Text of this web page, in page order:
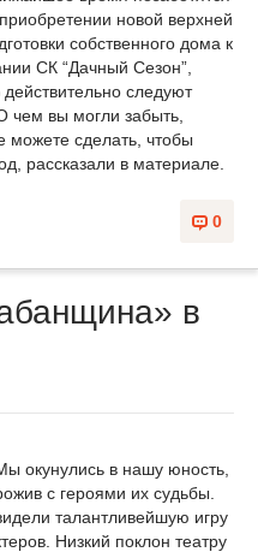
новой верхней
собственного дома к
СК “Дачный Сезон”,
следуют
чем вы могли забыть,
можете сделать, чтобы
рассказали в материале.
0
в
окунулись в нашу юность,
с героями их судьбы.
талантливейшую игру
Низкий поклон театру